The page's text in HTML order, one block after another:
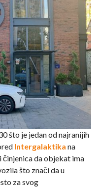
što je jedan od najranijih
Intergalaktika na
činjenica da objekat ima
što znači da u
za svog